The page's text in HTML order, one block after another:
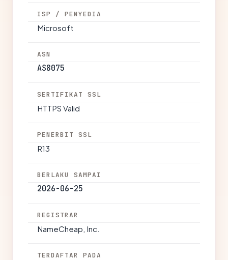
ISP / PENYEDIA
Microsoft
ASN
AS8075
SERTIFIKAT SSL
HTTPS Valid
PENERBIT SSL
R13
BERLAKU SAMPAI
2026-06-25
REGISTRAR
NameCheap, Inc.
TERDAFTAR PADA